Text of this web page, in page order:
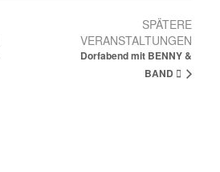
SPÄTERE
VERANSTALTUNGEN
Dorfabend mit BENNY &
BAND